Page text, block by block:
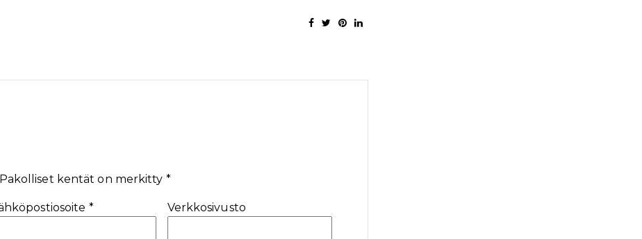
Pakolliset kentät on merkitty *
* Verkkosivusto